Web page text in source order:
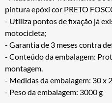
pintura epóxi cor PRETO
- Utiliza pontos de fixação já
motocicleta;
- Garantia de 3 meses contra
- Conteúdo da embalagem:
montagem.
- Medidas da embalagem: 30 x
- Peso da embalagem: 3000 g